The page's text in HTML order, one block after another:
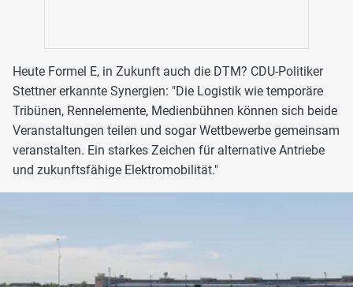
Heute Formel E, in Zukunft auch die DTM? CDU-Politiker
Stettner erkannte Synergien: "Die Logistik wie temporäre
Tribünen, Rennelemente, Medienbühnen können sich beide
Veranstaltungen teilen und sogar Wettbewerbe gemeinsam
veranstalten. Ein starkes Zeichen für alternative Antriebe
und zukunftsfähige Elektromobilität."